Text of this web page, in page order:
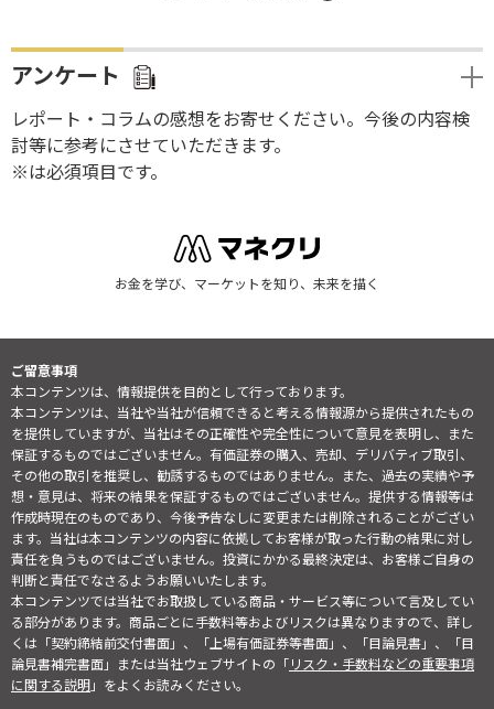
アンケート
レポート・コラムの感想をお寄せください。今後の内容検
討等に参考にさせていただきます。
※は必須項目です。
お金を学び、マーケットを知り、未来を描く
ご留意事項
本コンテンツは、情報提供を目的として行っております。
本コンテンツは、当社や当社が信頼できると考える情報源から提供されたもの
を提供していますが、当社はその正確性や完全性について意見を表明し、また
保証するものではございません。有価証券の購入、売却、デリバティブ取引、
その他の取引を推奨し、勧誘するものではありません。また、過去の実績や予
想・意見は、将来の結果を保証するものではございません。提供する情報等は
作成時現在のものであり、今後予告なしに変更または削除されることがござい
ます。当社は本コンテンツの内容に依拠してお客様が取った行動の結果に対し
責任を負うものではございません。投資にかかる最終決定は、お客様ご自身の
判断と責任でなさるようお願いいたします。
本コンテンツでは当社でお取扱している商品・サービス等について言及してい
る部分があります。商品ごとに手数料等およびリスクは異なりますので、詳し
くは「契約締結前交付書面」、「上場有価証券等書面」、「目論見書」、「目
論見書補完書面」または当社ウェブサイトの「リスク・手数料などの重要事項
に関する説明」をよくお読みください。